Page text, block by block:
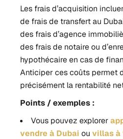
Les frais d’acquisition
de frais de transfert au
des frais d’agence
des frais de notaire ou
hypothécaire en cas de
Anticiper ces coûts permet
précisément la rentabilité
Points / exemples :
Vous pouvez explorer
vendre à Dubai ou villas à